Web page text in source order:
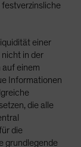
einer
in der
auf einem
Informationen
die alle
die
grundlegende